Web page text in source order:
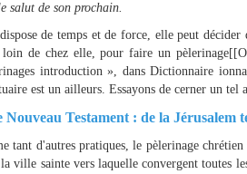
salut de son prochain.
de temps et de force, elle peut
de chez elle, pour faire un
introduction », dans Dictionnaire
est un ailleurs. Essayons de cerner un tel
Testament : de la Jérusalem
tant d'autres pratiques, le pèlerinage
ville sainte vers laquelle convergent toutes